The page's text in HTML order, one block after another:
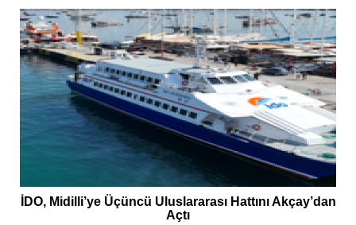
İDO, Midilli’ye Üçüncü Uluslararası Hattını Akçay’dan
Açtı